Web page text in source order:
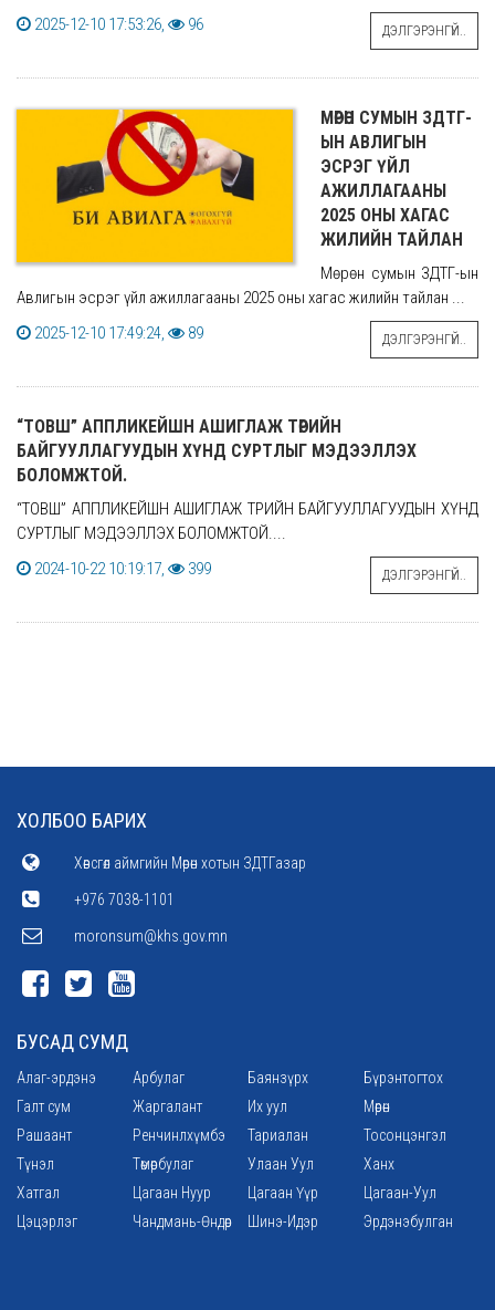
2025-12-10 17:53:26,
96 ДЭЛГЭРЭНГҮЙ..
МӨРӨН СУМЫН ЗДТГ-
ЫН АВЛИГЫН
ЭСРЭГ ҮЙЛ
АЖИЛЛАГААНЫ
2025 ОНЫ ХАГАС
ЖИЛИЙН ТАЙЛАН
Мөрөн сумын ЗДТГ-ын
Авлигын эсрэг үйл ажиллагааны 2025 оны хагас жилийн тайлан ...
2025-12-10 17:49:24,
89 ДЭЛГЭРЭНГҮЙ..
“ТОВШ” АППЛИКЕЙШН АШИГЛАЖ ТӨРИЙН
БАЙГУУЛЛАГУУДЫН ХҮНД СУРТЛЫГ МЭДЭЭЛЛЭХ
БОЛОМЖТОЙ.
“ТОВШ” АППЛИКЕЙШН АШИГЛАЖ ТӨРИЙН БАЙГУУЛЛАГУУДЫН ХҮНД
СУРТЛЫГ МЭДЭЭЛЛЭХ БОЛОМЖТОЙ....
2024-10-22 10:19:17,
399 ДЭЛГЭРЭНГҮЙ..
ХОЛБОО БАРИХ
Хөвсгөл аймгийн Мөрөн хотын ЗДТГазар
+976 7038-1101
moronsum@khs.gov.mn
БУСАД СУМД
Алаг-эрдэнэ Арбулаг Баянзүрх
Бүрэнтогтох
Галт сум
Жаргалант Их уул
Мөрөн
Рашаант
Ренчинлхүмбэ Тариалан
Тосонцэнгэл
Түнэл
Төмөрбулаг Улаан Уул
Ханх
Хатгал
Цагаан Нуур Цагаан Үүр
Цагаан-Уул
Цэцэрлэг
Чандмань-Өндөр Шинэ-Идэр Эрдэнэбулган